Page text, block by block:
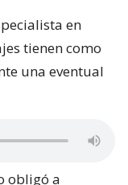
en
tienen como
una eventual
obligó a